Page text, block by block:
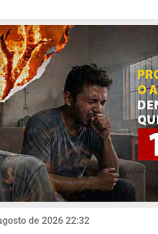
de 2026 22:32